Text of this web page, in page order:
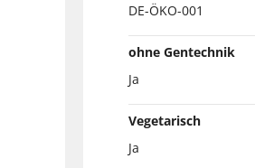
DE-ÖKO-001
ohne Gentechnik
Ja
Vegetarisch
Ja